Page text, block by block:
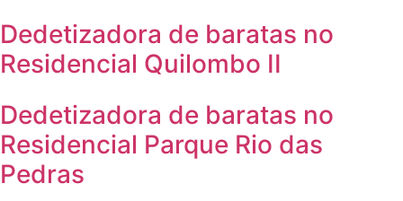
Dedetizadora de baratas no
Residencial Quilombo II
Dedetizadora de baratas no
Residencial Parque Rio das
Pedras